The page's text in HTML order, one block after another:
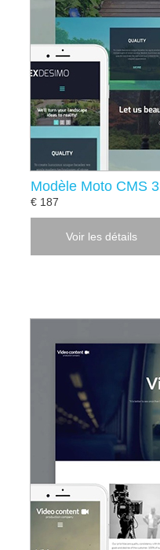
Modèle Moto CMS 3
€ 187
Voir les détails